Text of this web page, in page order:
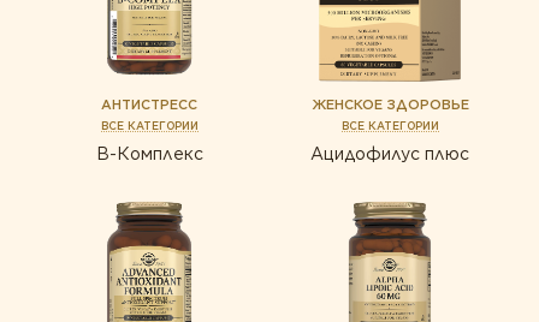
АНТИСТРЕСС
ВСЕ КАТЕГОРИИ
В-Комплекс
ЖЕНСКОЕ ЗДОРОВЬЕ
ВСЕ КАТЕГОРИИ
Ацидофилус плюс